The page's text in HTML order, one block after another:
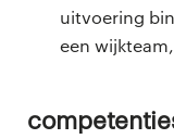
uitvoering
een